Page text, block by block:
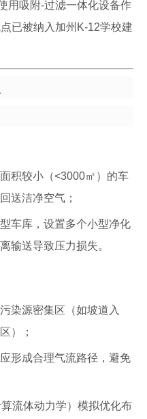
用吸附-过滤一体化设备作
已被纳入加州K-12学校建
积较小（<3000㎡）的车
送洁净空气；
车库，设置多个小型净化
输送导致压力损失。
染源密集区（如坡道入
）；
形成合理气流路径，避免
流体动力学）模拟优化布